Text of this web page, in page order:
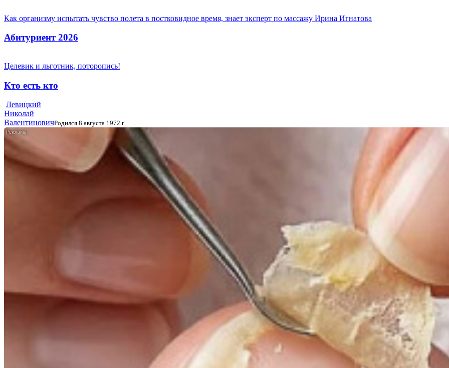
Как организму испытать чувство полета в постковидное время, знает эксперт по массажу Ирина Игнатова
Абитуриент 2026
Целевик и льготник, поторопись!
Кто есть кто
Левицкий
Николай
ВалентиновичРодился 8 августа 1972 г.